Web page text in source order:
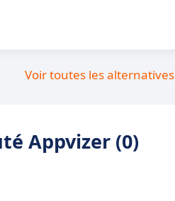
Voir toutes les alternatives
Appvizer (0)